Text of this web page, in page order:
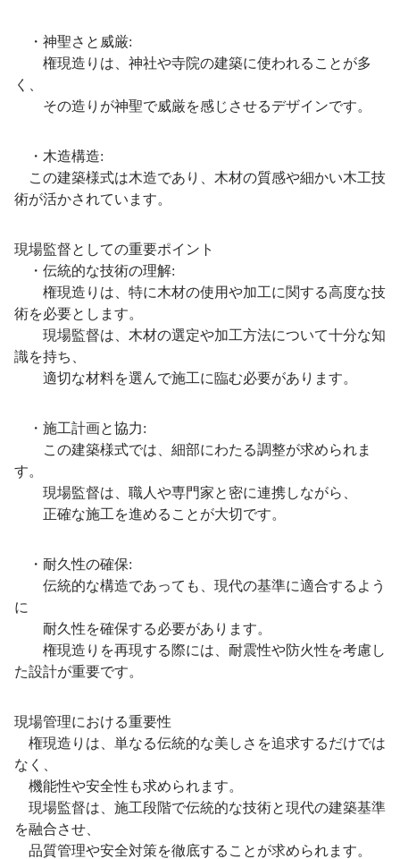
・神聖さと威厳:
権現造りは、神社や寺院の建築に使われることが多
く、
その造りが神聖で威厳を感じさせるデザインです。
・木造構造:
この建築様式は木造であり、木材の質感や細かい木工技
術が活かされています。
現場監督としての重要ポイント
・伝統的な技術の理解:
権現造りは、特に木材の使用や加工に関する高度な技
術を必要とします。
現場監督は、木材の選定や加工方法について十分な知
識を持ち、
適切な材料を選んで施工に臨む必要があります。
・施工計画と協力:
この建築様式では、細部にわたる調整が求められま
す。
現場監督は、職人や専門家と密に連携しながら、
正確な施工を進めることが大切です。
・耐久性の確保:
伝統的な構造であっても、現代の基準に適合するよう
に
耐久性を確保する必要があります。
権現造りを再現する際には、耐震性や防火性を考慮し
た設計が重要です。
現場管理における重要性
権現造りは、単なる伝統的な美しさを追求するだけでは
なく、
機能性や安全性も求められます。
現場監督は、施工段階で伝統的な技術と現代の建築基準
を融合させ、
品質管理や安全対策を徹底することが求められます。